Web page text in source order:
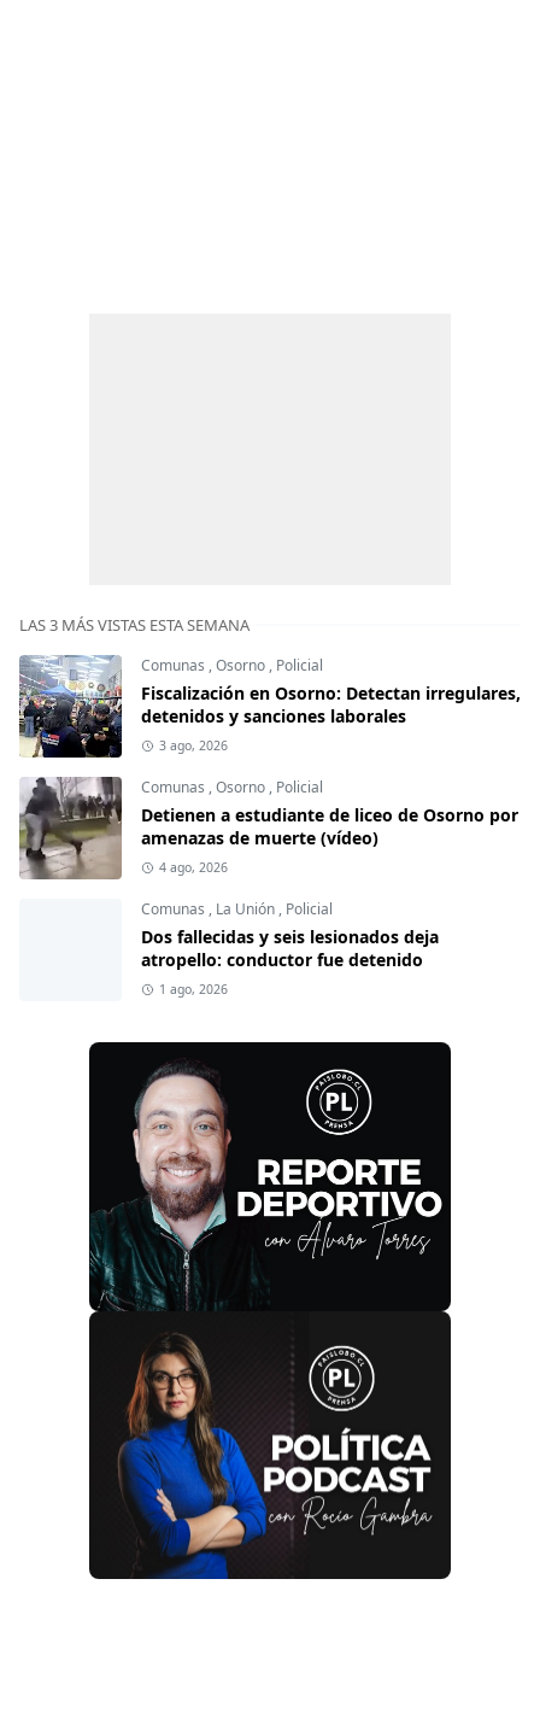
LAS 3 MÁS VISTAS ESTA SEMANA
Comunas ,Osorno , Policial
Fiscalización en Osorno: Detectan irregulares,
detenidos y sanciones laborales
3 ago, 2026
Comunas ,Osorno , Policial
Detienen a estudiante de liceo de Osorno por
amenazas de muerte (vídeo)
4 ago, 2026
Comunas , La Unión , Policial
Dos fallecidas y seis lesionados deja
atropello: conductor fue detenido
1 ago, 2026